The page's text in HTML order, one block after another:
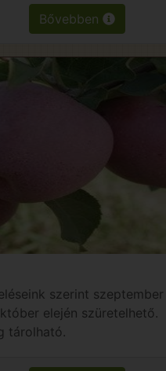
Bővebben
szerint szeptember
elején szüretelhető.
tárolható.